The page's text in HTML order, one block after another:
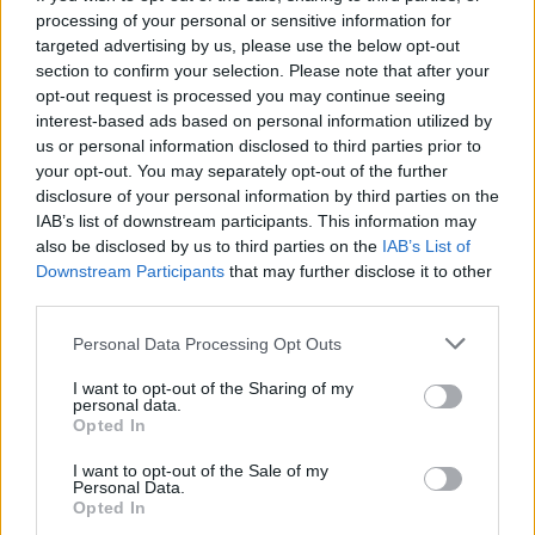
processing of your personal or sensitive information for
targeted advertising by us, please use the below opt-out
section to confirm your selection. Please note that after your
opt-out request is processed you may continue seeing
interest-based ads based on personal information utilized by
us or personal information disclosed to third parties prior to
your opt-out. You may separately opt-out of the further
disclosure of your personal information by third parties on the
IAB’s list of downstream participants. This information may
also be disclosed by us to third parties on the IAB’s List of
Downstream Participants that may further disclose it to other
Please note that this website/app uses one or more Google
not limited to your visit or usage behaviour. You may click to
grant or deny consent to Google and its third-party tags to
use your data for below specified purposes in below Google
consent section.
Personal Data Processing Opt Outs
I want to opt-out of the Sharing of my
personal data.
Opted In
I want to opt-out of the Sale of my
Personal Data.
Opted In
αλλοδαπής. Στην κατηγορία αυτή, ως βάση
υπολογισμού της βαθμολογίας (μοριοδότησης)
του υποψήφιου λαμβάνεται ο βαθμός του
πτυχίου.
Οι υποψήφιοι δικαιούνται να υποβάλλουν αίτηση
συμμετοχήςμόνο για μία κατηγορία(Α΄-80% ή
Β΄-20%).
μόνο 2 ημέρες στα χέρια σας